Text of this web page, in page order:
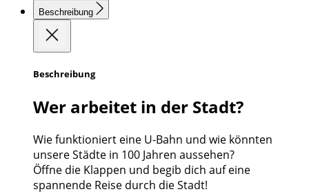
Beschreibung
Beschreibung
Wer arbeitet in der Stadt?
Wie funktioniert eine U-Bahn und wie könnten
unsere Städte in 100 Jahren aussehen?
Öffne die Klappen und begib dich auf eine
spannende Reise durch die Stadt!